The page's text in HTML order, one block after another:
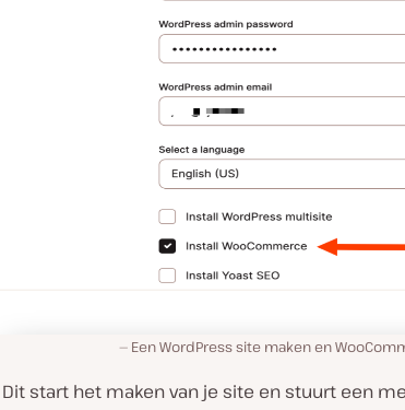
Een WordPress site maken en
Dit start het maken van je site en stuurt een